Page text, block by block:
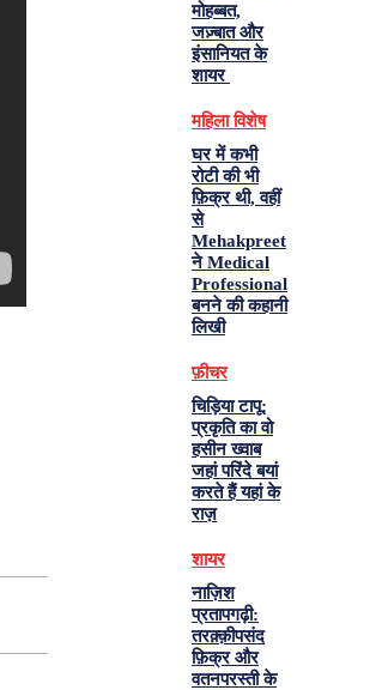
मोहब्बत,
जज़्बात और
इंसानियत के
शायर
महिला विशेष
घर में कभी
रोटी की भी
फ़िक्र थी, वहीं
से
Mehakpreet
ने Medical
Professional
बनने की कहानी
लिखी
फ़ीचर
चिड़िया टापू:
प्रकृति का वो
हसीन ख्वाब
जहां परिंदे बयां
करते हैं यहां के
राज़
शायर
नाज़िश
प्रतापगढ़ी:
तरक़्क़ीपसंद
फ़िक्र और
वतनपरस्ती के